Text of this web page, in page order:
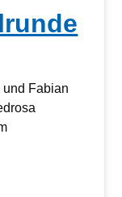
Fabian